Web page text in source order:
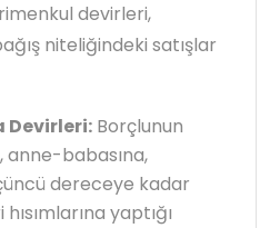
devirleri,
niteliğindeki satışlar
Devirleri: Borçlunun
anne-babasına,
dereceye kadar
yaptığı